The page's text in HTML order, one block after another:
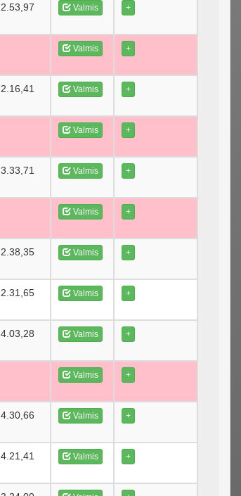
2.53,97 Valmis +
Valmis +
2.16,41 Valmis +
Valmis +
3.33,71 Valmis +
Valmis +
2.38,35 Valmis +
2.31,65 Valmis +
4.03,28 Valmis +
Valmis +
4.30,66 Valmis +
4.21,41 Valmis +